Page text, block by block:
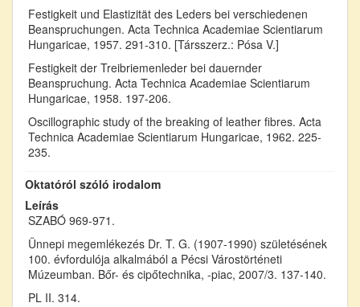
Festigkeit und Elastizität des Leders bei verschiedenen
Beanspruchungen. Acta Technica Academiae Scientiarum
Hungaricae, 1957. 291-310. [Társszerz.: Pósa V.]
Festigkeit der Treibriemenleder bei dauernder
Beanspruchung. Acta Technica Academiae Scientiarum
Hungaricae, 1958. 197-206.
Oscillographic study of the breaking of leather fibres. Acta
Technica Academiae Scientiarum Hungaricae, 1962. 225-
235.
Oktatóról szóló irodalom
Leírás
SZABÓ 969-971.
Ünnepi megemlékezés Dr. T. G. (1907-1990) születésének
100. évfordulója alkalmából a Pécsi Várostörténeti
Múzeumban. Bőr- és cipőtechnika, -piac, 2007/3. 137-140.
PL II. 314.